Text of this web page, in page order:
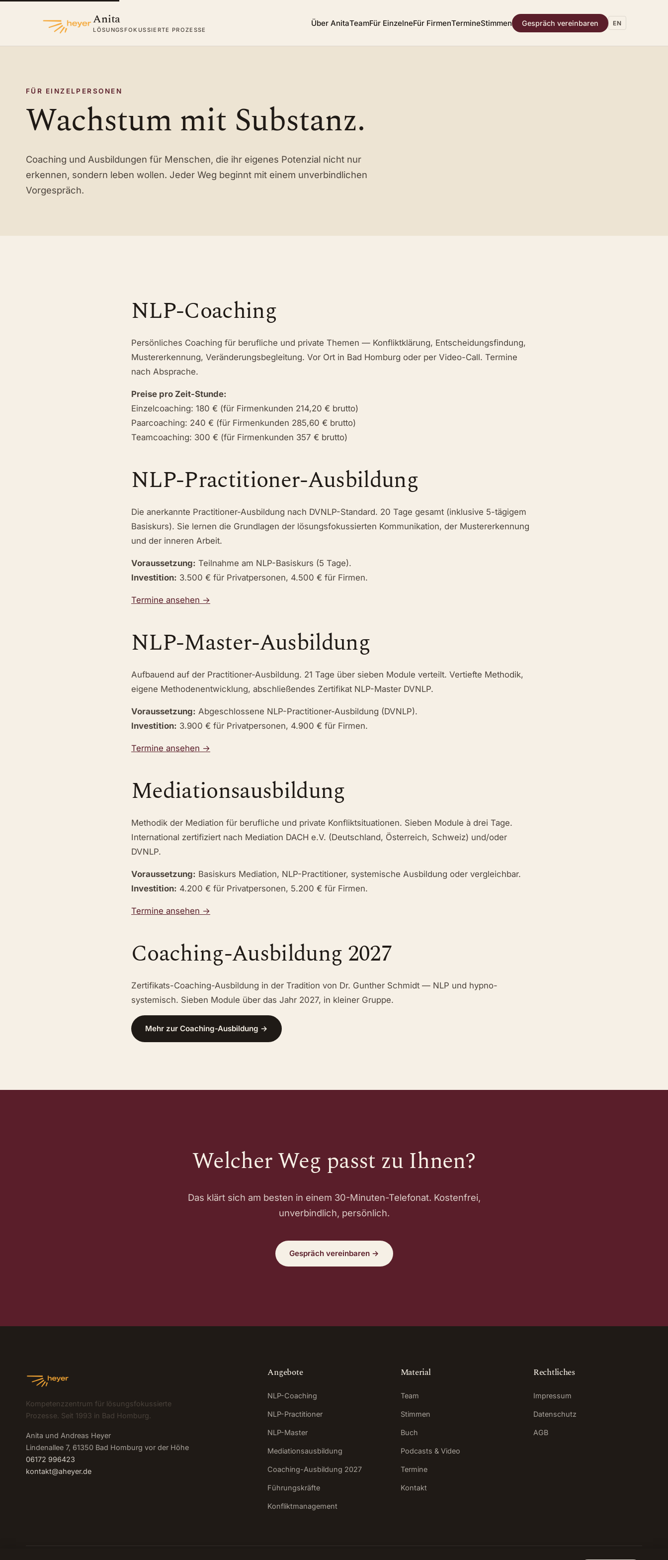
Anita
LÖSUNGSFOKUSSIERTE PROZESSE
Über AnitaTeamFür EinzelneFür FirmenTermineStimmen Gespräch vereinbaren EN
FÜR EINZELPERSONEN
Wachstum mit Substanz.
Coaching und Ausbildungen für Menschen, die ihr eigenes Potenzial nicht nur
erkennen, sondern leben wollen. Jeder Weg beginnt mit einem unverbindlichen
Vorgespräch.
NLP-Coaching
Persönliches Coaching für berufliche und private Themen — Konfliktklärung, Entscheidungsfindung,
Mustererkennung, Veränderungsbegleitung. Vor Ort in Bad Homburg oder per Video-Call. Termine
nach Absprache.
Preise pro Zeit-Stunde:
Einzelcoaching: 180 € (für Firmenkunden 214,20 € brutto)
Paarcoaching: 240 € (für Firmenkunden 285,60 € brutto)
Teamcoaching: 300 € (für Firmenkunden 357 € brutto)
NLP-Practitioner-Ausbildung
Die anerkannte Practitioner-Ausbildung nach DVNLP-Standard. 20 Tage gesamt (inklusive 5-tägigem
Basiskurs). Sie lernen die Grundlagen der lösungsfokussierten Kommunikation, der Mustererkennung
und der inneren Arbeit.
Voraussetzung: Teilnahme am NLP-Basiskurs (5 Tage).
Investition: 3.500 € für Privatpersonen, 4.500 € für Firmen.
Termine ansehen →
NLP-Master-Ausbildung
Aufbauend auf der Practitioner-Ausbildung. 21 Tage über sieben Module verteilt. Vertiefte Methodik,
eigene Methodenentwicklung, abschließendes Zertifikat NLP-Master DVNLP.
Voraussetzung: Abgeschlossene NLP-Practitioner-Ausbildung (DVNLP).
Investition: 3.900 € für Privatpersonen, 4.900 € für Firmen.
Termine ansehen →
Mediationsausbildung
Methodik der Mediation für berufliche und private Konfliktsituationen. Sieben Module à drei Tage.
International zertifiziert nach Mediation DACH e.V. (Deutschland, Österreich, Schweiz) und/oder
DVNLP.
Voraussetzung: Basiskurs Mediation, NLP-Practitioner, systemische Ausbildung oder vergleichbar.
Investition: 4.200 € für Privatpersonen, 5.200 € für Firmen.
Termine ansehen →
Coaching-Ausbildung 2027
Zertifikats-Coaching-Ausbildung in der Tradition von Dr. Gunther Schmidt — NLP und hypno-
systemisch. Sieben Module über das Jahr 2027, in kleiner Gruppe.
Mehr zur Coaching-Ausbildung →
Welcher Weg passt zu Ihnen?
Das klärt sich am besten in einem 30-Minuten-Telefonat. Kostenfrei,
unverbindlich, persönlich.
Gespräch vereinbaren →
Kompetenzzentrum für lösungsfokussierte
Prozesse. Seit 1993 in Bad Homburg.
Anita und Andreas Heyer
Lindenallee 7, 61350 Bad Homburg vor der Höhe
06172 996423
kontakt@aheyer.de
Angebote
NLP-Coaching
NLP-Practitioner
NLP-Master
Mediationsausbildung
Coaching-Ausbildung 2027
Führungskräfte
Konfliktmanagement
Material
Team
Stimmen
Buch
Podcasts & Video
Termine
Kontakt
Rechtliches
Impressum
Datenschutz
AGB